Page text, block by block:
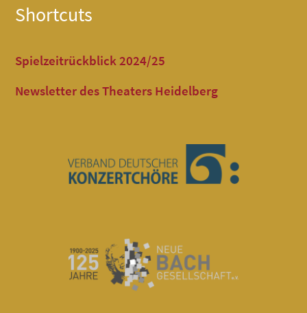
Shortcuts
Spielzeitrückblick 2024/25
Newsletter des Theaters Heidelberg